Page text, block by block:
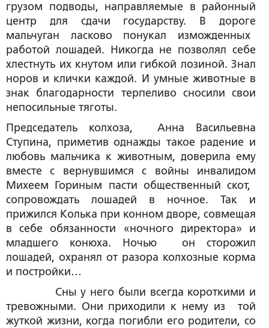
грузом подводы, направляемые в районный
центр для сдачи государству. В дороге
мальчуган ласково понукал изможденных
работой лошадей. Никогда не позволял себе
хлестнуть их кнутом или гибкой лозиной. Знал
норов и клички каждой. И умные животные в
знак благодарности терпеливо сносили свои
непосильные тяготы.
Председатель колхоза, Анна Васильевна
Ступина, приметив однажды такое радение и
любовь мальчика к животным, доверила ему
вместе с вернувшимся с войны инвалидом
Михеем Гориным пасти общественный скот,
сопровождать лошадей в ночное. Так и
прижился Колька при конном дворе, совмещая
в себе обязанности «ночного директора» и
младшего конюха. Ночью
он сторожил
лошадей, охранял от разора колхозные корма
и постройки…
Сны у него были всегда короткими и
тревожными. Они приходили к нему из той
жуткой жизни, когда погибли его родители, со